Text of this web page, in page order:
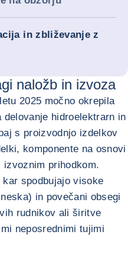
in zbliževanje z
naložb in izvoza
2025 močno okrepila
hidroelektrarn in
s proizvodnjo izdelkov
komponente na osnovi
prihodkom.
spodbujajo visoke
in povečani obsegi
rudnikov ali širitve
neposrednimi tujimi